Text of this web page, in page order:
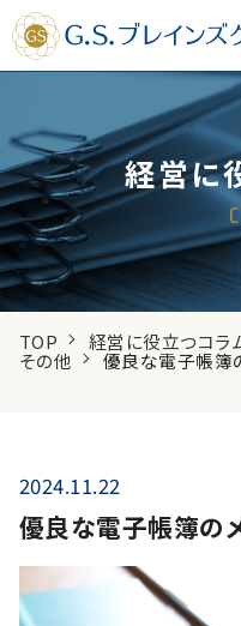
経営に
TOP 経営に役立つコラ
その他 優良な電子帳簿
2024.11.22
優良な電子帳簿の